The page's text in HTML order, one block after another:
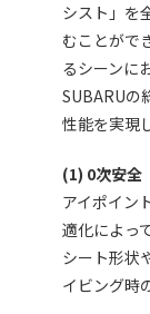
シスト」を
むことがで
るシーンに
SUBARUの
性能を実現
(1) 0次安全
アイポイン
適化によっ
シート形状
イビング時